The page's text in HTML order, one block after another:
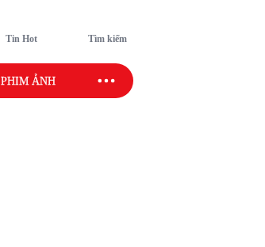
Tin Hot Tìm kiếm
PHIM ẢNH SAO SPORT